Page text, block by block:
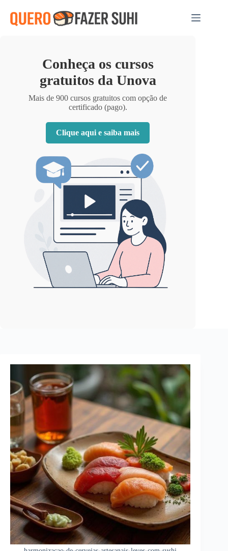
para
Conheça os cursos
gratuitos da Unova
Mais de 900 cursos gratuitos com opção de
certificado (pago).
Clique aqui e saiba mais